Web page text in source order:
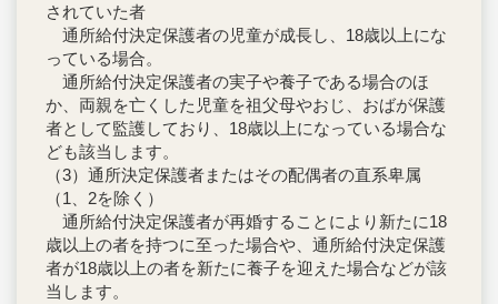
されていた者
通所給付決定保護者の児童が成長し、18歳以上にな
っている場合。
通所給付決定保護者の実子や養子である場合のほ
か、両親を亡くした児童を祖父母やおじ、おばが保護
者として監護しており、18歳以上になっている場合な
ども該当します。
（3）通所決定保護者またはその配偶者の直系卑属
（1、2を除く）
通所給付決定保護者が再婚することにより新たに18
歳以上の者を持つに至った場合や、通所給付決定保護
者が18歳以上の者を新たに養子を迎えた場合などが該
当します。